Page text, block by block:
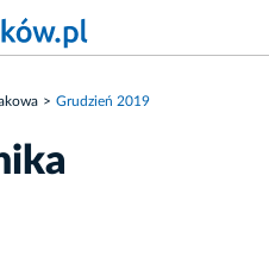
Grudzień 2019